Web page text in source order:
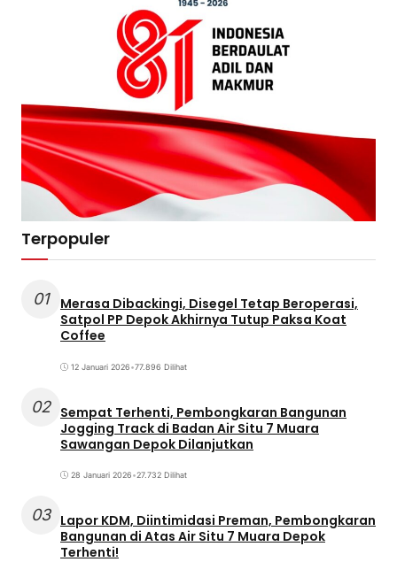
Terpopuler
01
Merasa Dibackingi, Disegel Tetap Beroperasi,
Satpol PP Depok Akhirnya Tutup Paksa Koat
Coffee
12 Januari 2026•77.896 Dilihat
02 Sempat Terhenti, Pembongkaran Bangunan
Jogging Track di Badan Air Situ 7 Muara
Sawangan Depok Dilanjutkan
28 Januari 2026•27.732 Dilihat
03 Lapor KDM, Diintimidasi Preman, Pembongkaran
Bangunan di Atas Air Situ 7 Muara Depok
Terhenti!